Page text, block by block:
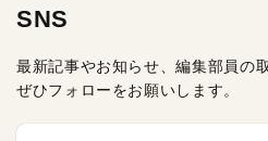
SNS
最新記事やお知らせ、編集部員の
ぜひフォローをお願いします。